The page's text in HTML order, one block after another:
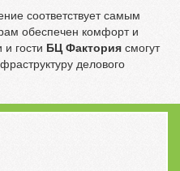
соответствует самым
обеспечен комфорт и
гости БЦ Фактория смогут
делового